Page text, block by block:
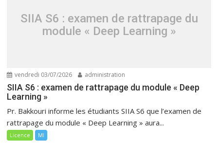
SIIA S6 : examen de rattrapage du
module « Deep Learning »
vendredi 03/07/2026 administration
SIIA S6 : examen de rattrapage du module « Deep
Learning »
Pr. Bakkouri informe les étudiants SIIA S6 que l’examen de
rattrapage du module « Deep Learning » aura...
Licence MI